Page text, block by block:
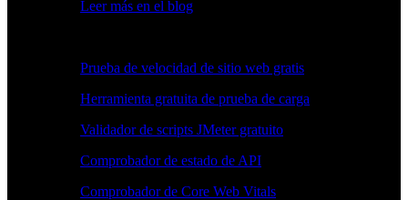
Leer más en el blog
Prueba de velocidad de sitio web gratis
Herramienta gratuita de prueba de carga
Validador de scripts JMeter gratuito
Comprobador de estado de API
Comprobador de Core Web Vitals